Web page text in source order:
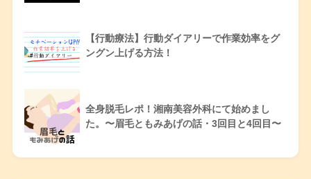
【行動療法】行動ダイアリーで作業効率をグ
ングン上げる方法！
全身脱毛レポ！湘南美容外科にて始めまし
た。〜眉毛ともみあげの話・3回目と4回目〜